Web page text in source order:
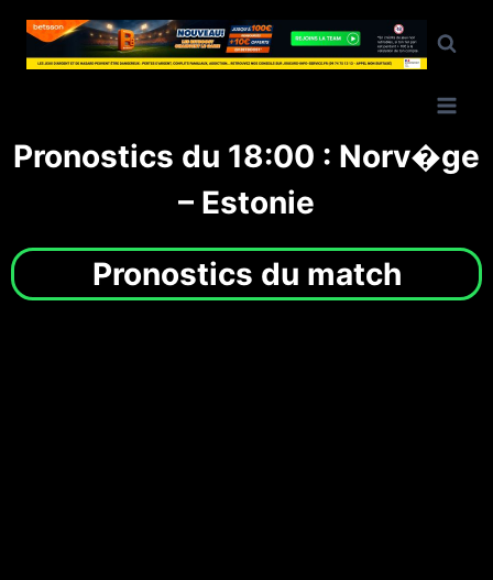
Pronostics du 18:00 : Norv�ge
– Estonie
Pronostics du match